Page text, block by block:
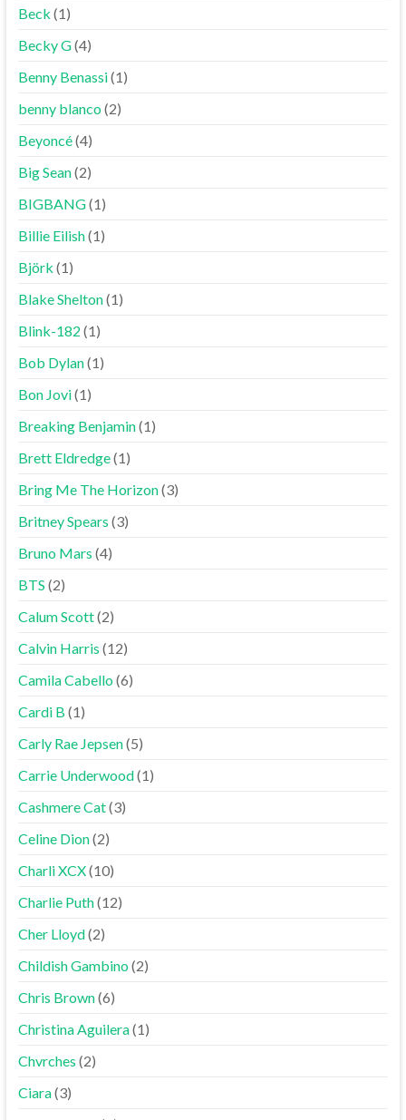
Beck (1)
Becky G(4)
Benny Benassi(1)
benny blanco(2)
Beyoncé(4)
Big Sean(2)
BIGBANG(1)
Billie Eilish(1)
Björk (1)
Blake Shelton(1)
Blink-182 (1)
Bob Dylan(1)
Bon Jovi(1)
Breaking Benjamin(1)
Brett Eldredge(1)
Bring Me The Horizon(3)
Britney Spears (3)
Bruno Mars (4)
BTS (2)
Calum Scott(2)
Calvin Harris (12)
Camila Cabello(6)
Cardi B (1)
Carly Rae Jepsen(5)
Carrie Underwood(1)
Cashmere Cat(3)
Celine Dion(2)
Charli XCX(10)
Charlie Puth(12)
Cher Lloyd(2)
Childish Gambino(2)
Chris Brown(6)
Christina Aguilera(1)
Chvrches (2)
Ciara(3)